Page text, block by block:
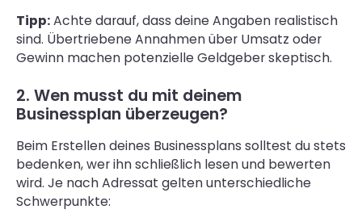
Tipp:Achte darauf, dass deine Angaben realistisch
sind. Übertriebene Annahmen über Umsatz oder
Gewinn machen potenzielle Geldgeber skeptisch.
2. Wen musst du mit deinem
Businessplan überzeugen?
Beim Erstellen deines Businessplans solltest du stets
bedenken, wer ihn schließlich lesen und bewerten
wird. Je nach Adressat gelten unterschiedliche
Schwerpunkte: